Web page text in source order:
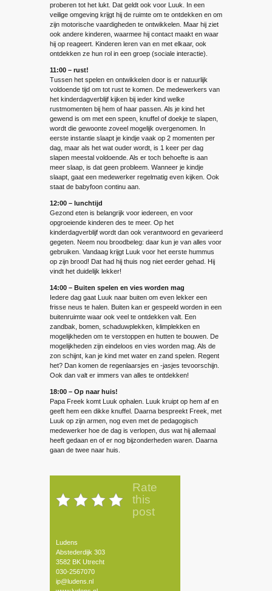
proberen tot het lukt. Dat geldt ook voor Luuk. In een
veilige omgeving krijgt hij de ruimte om te ontdekken en om
zijn motorische vaardigheden te ontwikkelen. Maar hij ziet
ook andere kinderen, waarmee hij contact maakt en waar
hij op reageert. Kinderen leren van en met elkaar, ook
ontdekken ze hun rol in een groep (sociale interactie).
11:00 – rust!
Tussen het spelen en ontwikkelen door is er natuurlijk
voldoende tijd om tot rust te komen. De medewerkers van
het kinderdagverblijf kijken bij ieder kind welke
rustmomenten bij hem of haar passen. Als je kind het
gewend is om met een speen, knuffel of doekje te slapen,
wordt die gewoonte zoveel mogelijk overgenomen. In
eerste instantie slaapt je kindje vaak op 2 momenten per
dag, maar als het wat ouder wordt, is 1 keer per dag
slapen meestal voldoende. Als er toch behoefte is aan
meer slaap, is dat geen probleem. Wanneer je kindje
slaapt, gaat een medewerker regelmatig even kijken. Ook
staat de babyfoon continu aan.
12:00 – lunchtijd
Gezond eten is belangrijk voor iedereen, en voor
opgroeiende kinderen des te meer. Op het
kinderdagverblijf wordt dan ook verantwoord en gevarieerd
gegeten. Neem nou broodbeleg: daar kun je van alles voor
gebruiken. Vandaag krijgt Luuk voor het eerste hummus
op zijn brood! Dat had hij thuis nog niet eerder gehad. Hij
vindt het duidelijk lekker!
14:00 – Buiten spelen en vies worden mag
Iedere dag gaat Luuk naar buiten om even lekker een
frisse neus te halen. Buiten kan er gespeeld worden in een
buitenruimte waar ook veel te ontdekken valt. Een
zandbak, bomen, schaduwplekken, klimplekken en
mogelijkheden om te verstoppen en hutten te bouwen. De
mogelijkheden zijn eindeloos en vies worden mag. Als de
zon schijnt, kan je kind met water en zand spelen. Regent
het? Dan komen de regenlaarsjes en -jasjes tevoorschijn.
Ook dan valt er immers van alles te ontdekken!
18:00 – Op naar huis!
Papa Freek komt Luuk ophalen. Luuk kruipt op hem af en
geeft hem een dikke knuffel. Daarna bespreekt Freek, met
Luuk op zijn armen, nog even met de pedagogisch
medewerker hoe de dag is verlopen, dus wat hij allemaal
heeft gedaan en of er nog bijzonderheden waren. Daarna
gaan de twee naar huis.
Rate
this
post
Ludens
Abstederdijk 303
3582 BK Utrecht
030-2567070
ip@ludens.nl